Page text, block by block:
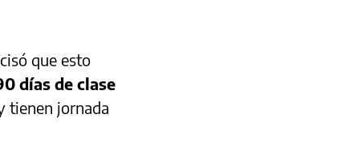
que esto
días de clase
tienen jornada